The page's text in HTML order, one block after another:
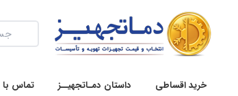
خرید اقساطی داستان دمـاتجهیــز تماس با